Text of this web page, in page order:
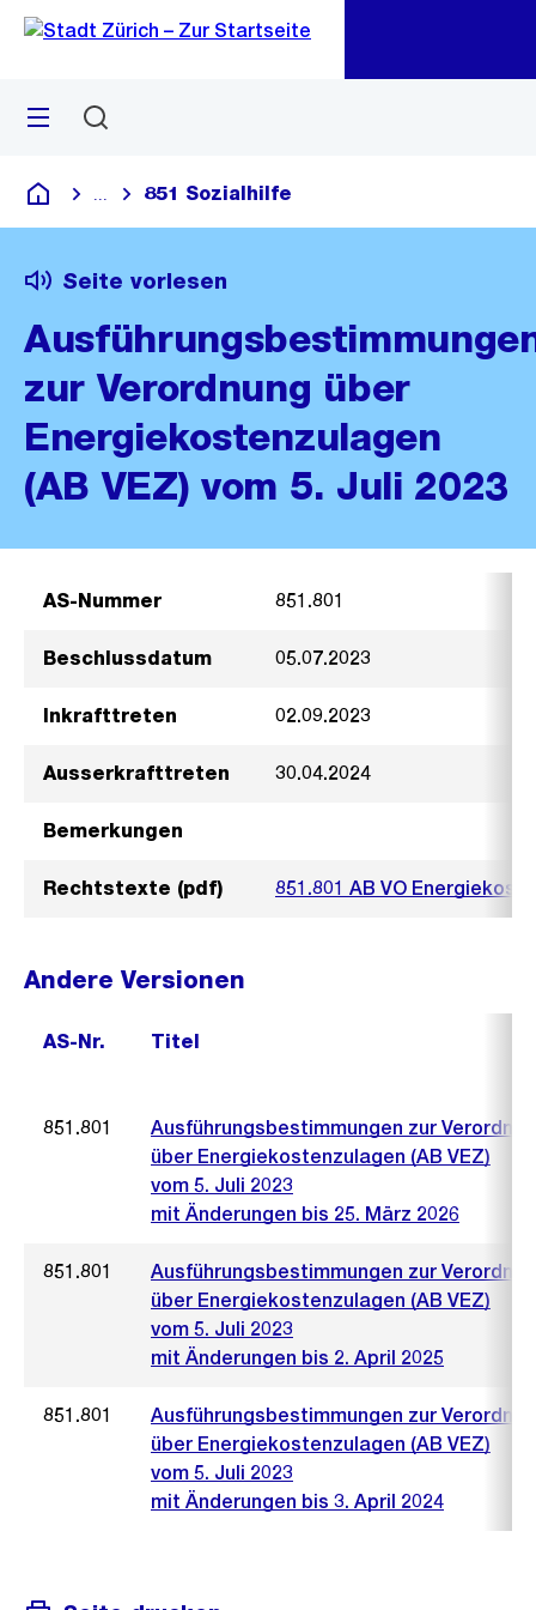
Navigation
Sprunglink
Menü
Deutsch
Blende alle Breadcrumbs ein
851 Sozialhilfe
Seite vorlesen
zur Verordnung über
Energiekostenzulagen
(AB VEZ) vom 5. Juli 2023
AS-Nummer 851.801
Beschlussdatum 05.07.2023
Inkrafttreten 02.09.2023
Ausserkrafttreten 30.04.2024
Bemerkungen
Rechtstexte (pdf) 851.801 AB VO
Andere Versionen
AS-Nr. Titel
851.801
Ausführungsbestimmungen zur
über Energiekostenzulagen (AB VEZ)
vom 5. Juli 2023
mit Änderungen bis 25. März 2026
851.801
Ausführungsbestimmungen zur
über Energiekostenzulagen (AB VEZ)
vom 5. Juli 2023
mit Änderungen bis 2. April 2025
851.801
Ausführungsbestimmungen zur
über Energiekostenzulagen (AB VEZ)
vom 5. Juli 2023
mit Änderungen bis 3. April 2024